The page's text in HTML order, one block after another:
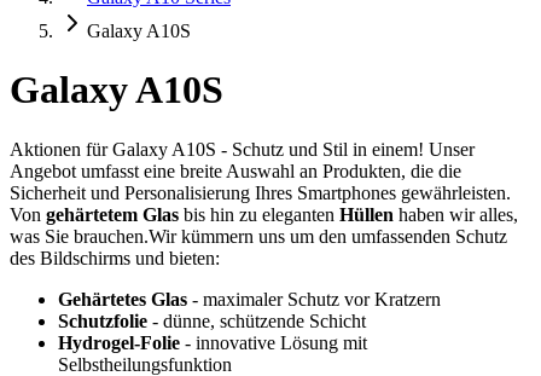
Galaxy A10S
Galaxy A10S
Aktionen für Galaxy A10S - Schutz und Stil in einem! Unser
Angebot umfasst eine breite Auswahl an Produkten, die die
Sicherheit und Personalisierung Ihres Smartphones gewährleisten.
Von gehärtetem Glas bis hin zu eleganten Hüllen haben wir alles,
was Sie brauchen.Wir kümmern uns um den umfassenden Schutz
des Bildschirms und bieten:
Gehärtetes Glas - maximaler Schutz vor Kratzern
Schutzfolie - dünne, schützende Schicht
Hydrogel-Folie - innovative Lösung mit
Selbstheilungsfunktion